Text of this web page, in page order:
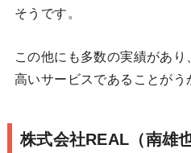
そうです。
この他にも多数の実績があ
高いサービスであることがう
株式会社REAL（南雄